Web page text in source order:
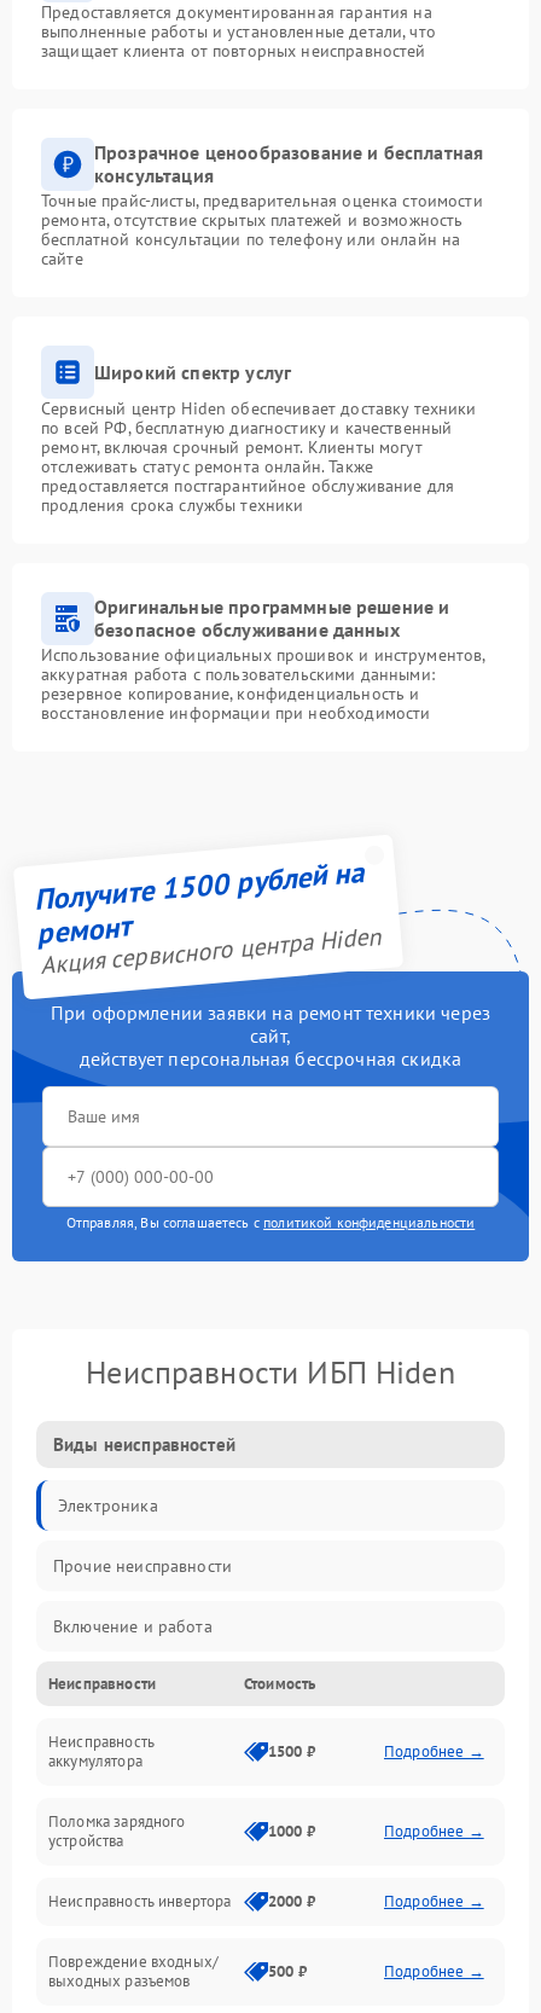
Предоставляется документированная гарантия на
выполненные работы и установленные детали, что
защищает клиента от повторных неисправностей
Прозрачное ценообразование и бесплатная
консультация
Точные прайс-листы, предварительная оценка стоимости
ремонта, отсутствие скрытых платежей и возможность
бесплатной консультации по телефону или онлайн на
сайте
Широкий спектр услуг
Сервисный центр Hiden обеспечивает доставку техники
по всей РФ, бесплатную диагностику и качественный
ремонт, включая срочный ремонт. Клиенты могут
отслеживать статус ремонта онлайн. Также
предоставляется постгарантийное обслуживание для
продления срока службы техники
Оригинальные программные решение и
безопасное обслуживание данных
Использование официальных прошивок и инструментов,
аккуратная работа с пользовательскими данными:
резервное копирование, конфиденциальность и
восстановление информации при необходимости
Получите 1500 рублей на
ремонт
Акция сервисного центра Hiden
При оформлении заявки на ремонт техники через
сайт,
действует персональная бессрочная скидка
Отправляя, Вы соглашаетесь с политикой конфиденциальности
Неисправности ИБП Hiden
Виды неисправностей
Электроника
Прочие неисправности
Включение и работа
Работа с нагрузкой
Звук и индикация
Механические повреждения
Неисправности Стоимость
Неисправность
аккумулятора
1500 ₽ Подробнее →
Поломка зарядного
устройства
1000 ₽ Подробнее →
Неисправность инвертора 2000 ₽ Подробнее →
Повреждение входных/
выходных разъемов
500 ₽ Подробнее →